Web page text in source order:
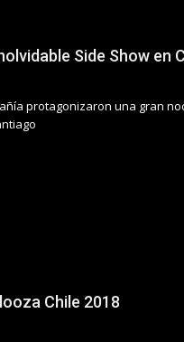
Side Show en
protagonizaron una gran
Chile 2018